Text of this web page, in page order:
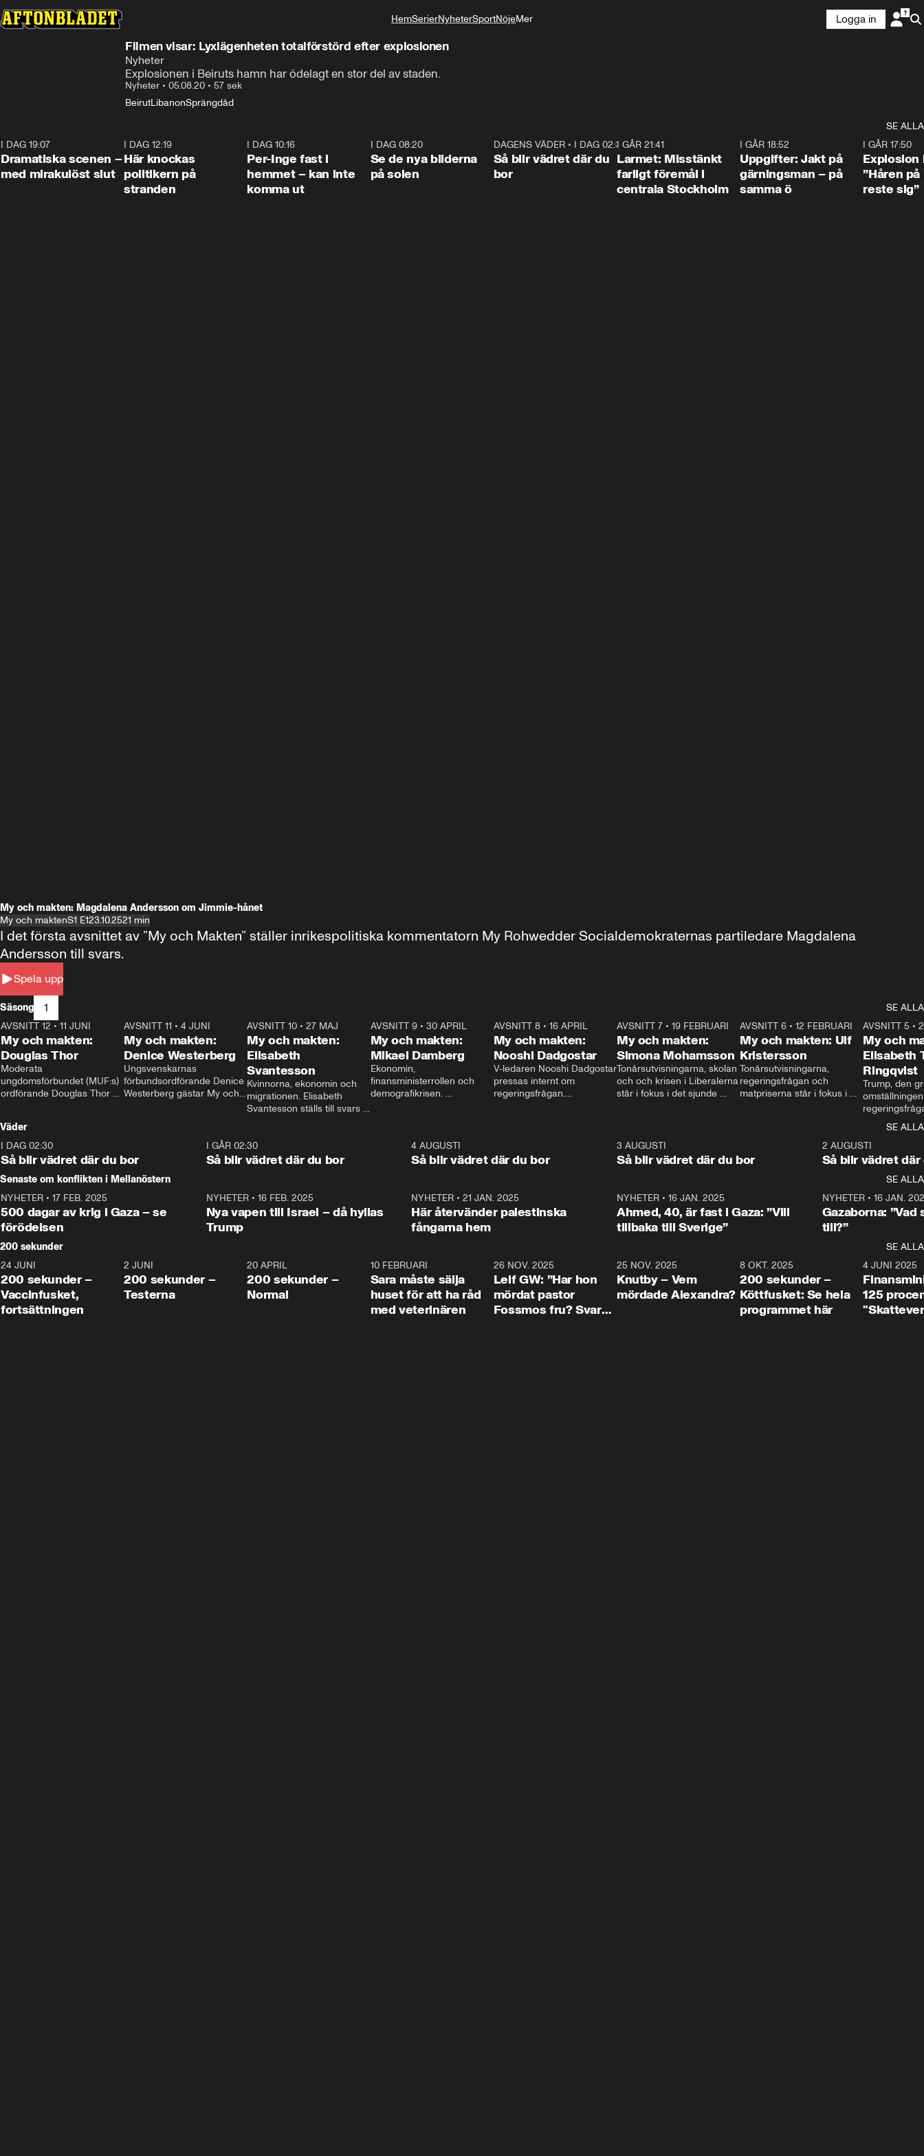
HemSerierNyheterSportNöjeMer
Logga in
Filmen visar: Lyxlägenheten totalförstörd efter explosionen
Nyheter
Explosionen i Beiruts hamn har ödelagt en stor del av staden.
Nyheter • 05.08.20 • 57 sek
BeirutLibanonSprängdåd
SE ALLA
I DAG 19:07
Dramatiska scenen –
med mirakulöst slut
I DAG 12:19
Här knockas
politikern på
stranden
I DAG 10:16
Per-Inge fast i
hemmet – kan inte
komma ut
I DAG 08:20
Se de nya bilderna
på solen
1:06
DAGENS VÄDER• I DAG 02:30
Så blir vädret där du
bor
I GÅR 21:41
Larmet: Misstänkt
farligt föremål i
centrala Stockholm
I GÅR 18:52
Uppgifter: Jakt på
gärningsman – på
samma ö
I GÅR 17:50
Explosion
”Håren
reste sig”
My och makten: Magdalena Andersson om Jimmie-hånet
My och maktenS1 E123.10.2521 min
Spela upp
I det första avsnittet av ”My och Makten” ställer inrikespolitiska kommentatorn My Rohwedder Socialdemokraternas partiledare Magdalena
Andersson till svars.
Säsong 1
SE ALLA
26:27
AVSNITT 12 • 11 JUNI
My och makten:
Douglas Thor
Moderata
ungdomsförbundet (MUF:s)
ordförande Douglas Thor
tonårsutvisningarna och hur
Moderaterna ska locka
väljare till valet i höst.
23:40
AVSNITT 11 •4 JUNI
My och makten:
Denice Westerberg
Ungsvenskarnas
förbundsordförande Denice
Westerberg gästar My och
AVSNITT 10 •27 MAJ
My och makten:
Elisabeth
Svantesson
Kvinnorna, ekonomin och
migrationen. Elisabeth
Svantesson ställs till svars
AVSNITT 9• 30 APRIL
My och makten:
Mikael Damberg
Ekonomin,
finansministerrollen och
demografikrisen.
och Makten.
AVSNITT 8• 16 APRIL
My och makten:
Nooshi Dadgostar
V-ledaren Nooshi Dadgostar
pressas internt om
regeringsfrågan.
– Vi ställer upp i val. Ska vi
vara med så sitter vi förstås
24:30
AVSNITT 7• 19 FEBRUARI
My och makten:
Simona Mohamsson
Tonårsutvisningarna, skolan
och och krisen i Liberalerna
står i fokus i det sjunde
kommentator My
Rohwedder ställer
utbildnings- och
Mohamsson till svars.
27:30
AVSNITT 6 •12 FEBRUARI
My och makten: Ulf
Kristersson
Tonårsutvisningarna,
regeringsfrågan och
matpriserna står i fokus i
Rohwedder ställer
statsminister Ulf Kristersson
AVSNITT 5 •
My och
Elisabeth
Ringqvist
Trump, den
centrum i
avsnittet av
Makten”. Se
Aftonbladets
Rohwedder
Thand Ring
Väder
SE ALLA
I DAG 02:30
Så blir vädret där du bor
1:06
I GÅR 02:30
Så blir vädret där du bor
4 AUGUSTI
Så blir vädret där du bor
3 AUGUSTI
Så blir vädret där du bor
2 AUGUSTI
Så blir vädret där
Senaste om konflikten i Mellanöstern
SE ALLA
NYHETER • 17 FEB. 2025
500 dagar av krig i Gaza – se
förödelsen
NYHETER• 16 FEB. 2025
Nya vapen till Israel – då hyllas
Trump
NYHETER •21 JAN. 2025
Här återvänder palestinska
fångarna hem
NYHETER• 16 JAN. 2025
Ahmed, 40, är fast i Gaza: ”Vill
tillbaka till Sverige”
NYHETER• 16 JAN.
Gazaborna:
till?”
200 sekunder
SE ALLA
5:00
24 JUNI
200 sekunder –
Vaccinfusket,
fortsättningen
4:23
2 JUNI
200 sekunder –
Testerna
20 APRIL
200 sekunder –
Normal
10 FEBRUARI
Sara måste sälja
huset för att ha råd
med veterinären
26 NOV. 2025
Leif GW: ”Har hon
mördat pastor
Fossmos fru? Svar
31:05
25 NOV. 2025
Knutby – Vem
mördade Alexandra?
4:29
8 OKT. 2025
200 sekunder –
Köttfusket: Se hela
programmet här
4 JUNI 2025
125